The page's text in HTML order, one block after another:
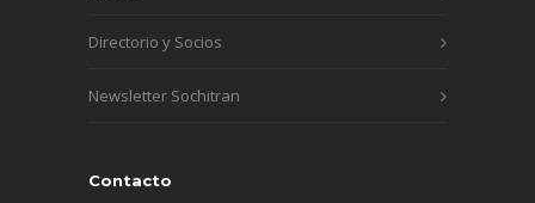
Directorio y Socios
Newsletter Sochitran
Contacto